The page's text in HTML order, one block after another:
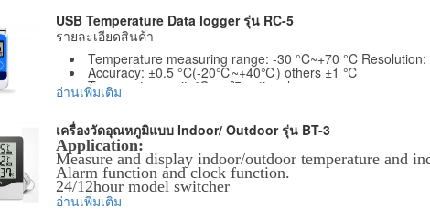
USB Temperature Data logger รุ่น RC-5
รายละเอียดสินค้า
Temperature measuring range: -30 °C~+70 °C Resolution:
Accuracy: ±0.5 °C(-20℃~+40℃) others ±1 ℃
Temperature unit: ℃ or ℉ optional
Record capacity: 32000 points (MAX)
Sensor: Internal NTC thermal resistor
Communication interface: USB interface
Waterproof grade is IP67
Power supply: CR2032 battery or power supply via USB
battery is out of use.
Battery life: in normal temperature, if the record interval
year.
อ่านเพิ่มเติม
เครื่องวัดอุณหภูมิแบบ Indoor/ Outdoor รุ่น BT-3
Application:
Measure and display indoor/outdoor temperature and
Alarm function and clock function.
24/12hour model switcher
อ่านเพิ่มเติม